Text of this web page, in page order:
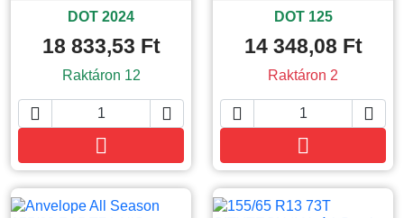
DOT 2024
18 833,53 Ft
Raktáron 12
 

DOT 125
14 348,08 Ft
Raktáron 2
 
